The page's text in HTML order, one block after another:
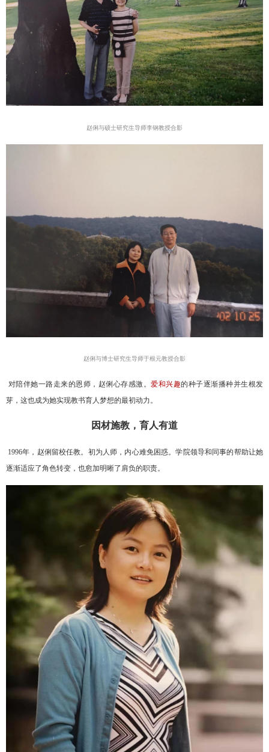
赵俐与硕士研究生导师李钢教授合影
赵俐与博士研究生导师于根元教授合影
对陪伴她一路走来的恩师，赵俐心存感激。 爱和兴趣的种子逐渐播种并生根发
芽，这也成为她实现教书育人梦想的最初动力。
因材施教，育人有道
1996年，赵俐留校任教。初为人师，内心难免困惑。学院领导和同事的帮助让她
逐渐适应了角色转变，也愈加明晰了肩负的职责。